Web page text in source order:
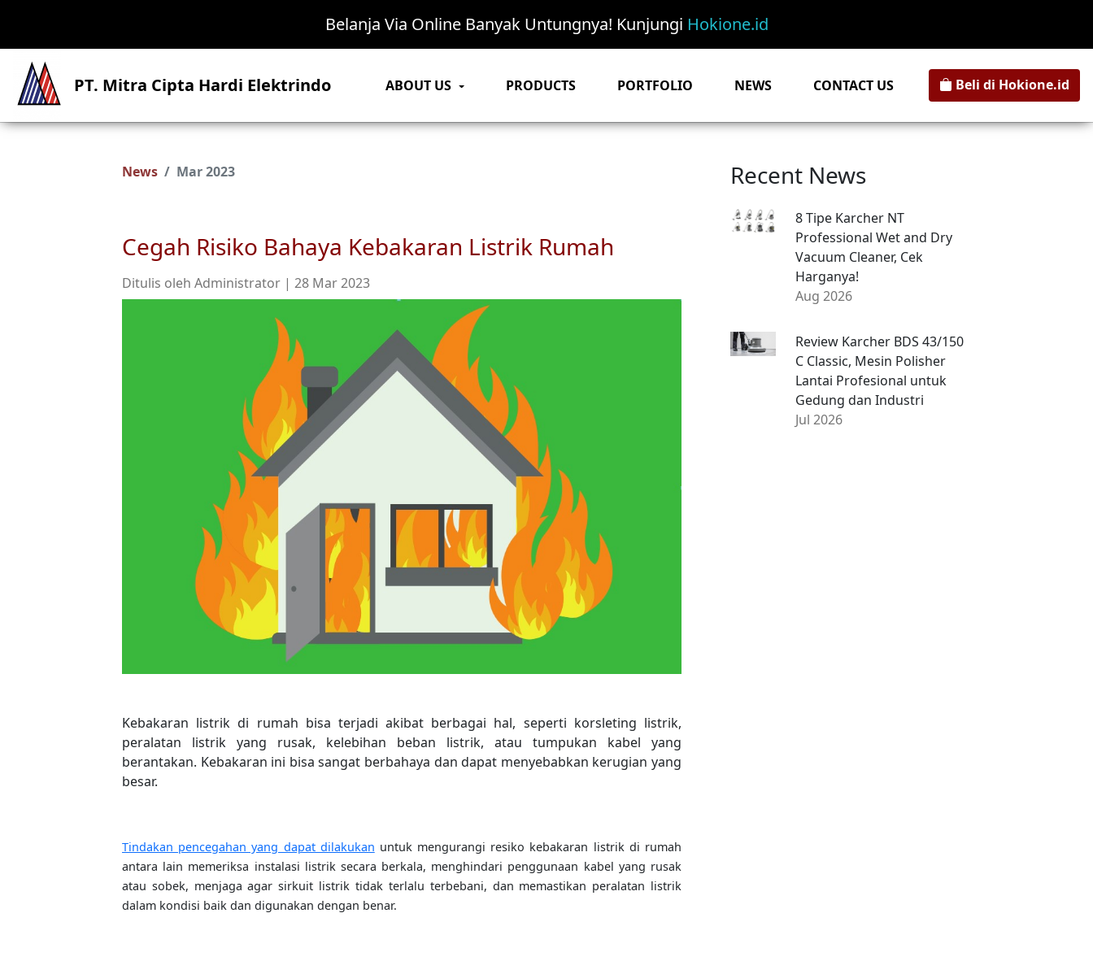
Belanja Via Online Banyak Untungnya! Kunjungi Hokione.id
PT. Mitra Cipta Hardi Elektrindo ABOUT US PRODUCTS PORTFOLIO NEWS CONTACT US Beli di Hokione.id
News Mar 2023
Cegah Risiko Bahaya Kebakaran Listrik Rumah
Ditulis oleh Administrator | 28 Mar 2023
Kebakaran listrik di rumah bisa terjadi akibat berbagai hal, seperti korsleting listrik,
peralatan listrik yang rusak, kelebihan beban listrik, atau tumpukan kabel yang
berantakan. Kebakaran ini bisa sangat berbahaya dan dapat menyebabkan kerugian yang
besar.
Tindakan pencegahan yang dapat dilakukan untuk mengurangi resiko kebakaran listrik di rumah
antara lain memeriksa instalasi listrik secara berkala, menghindari penggunaan kabel yang rusak
atau sobek, menjaga agar sirkuit listrik tidak terlalu terbebani, dan memastikan peralatan listrik
dalam kondisi baik dan digunakan dengan benar.
Recent News
8 Tipe Karcher NT
Professional Wet and Dry
Vacuum Cleaner, Cek
Harganya!
Aug 2026
Review Karcher BDS 43/150
C Classic, Mesin Polisher
Lantai Profesional untuk
Gedung dan Industri
Jul 2026